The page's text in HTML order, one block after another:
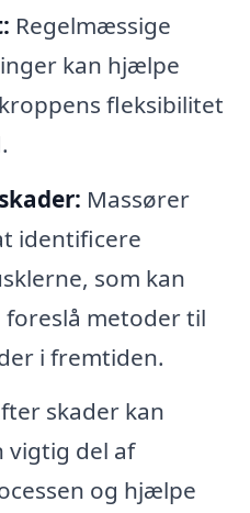
Regelmæssige
kan hjælpe
fleksibilitet
Massører
identificere
som kan
metoder til
i fremtiden.
skader kan
vigtig del af
og hjælpe